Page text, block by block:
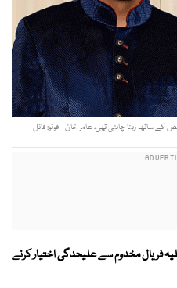
ساتھ رہنا چاہتی تھی، عامر خان - فوٹو: فائل
فریال مخدوم سے علیحدگی اختیار کرنے